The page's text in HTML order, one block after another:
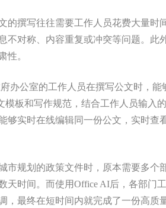
的撰写往往需要工作人员花费大量
不对称、内容重复或冲突等问题。此
性。
办公室的工作人员在撰写公文时，能
模板和写作规范，结合工作人员输入
够实时在线编辑同一份公文，实时
市规划的政策文件时，原本需要多
天时间。而使用Office AI后，各部门
，最终在短时间内就完成了一份高质